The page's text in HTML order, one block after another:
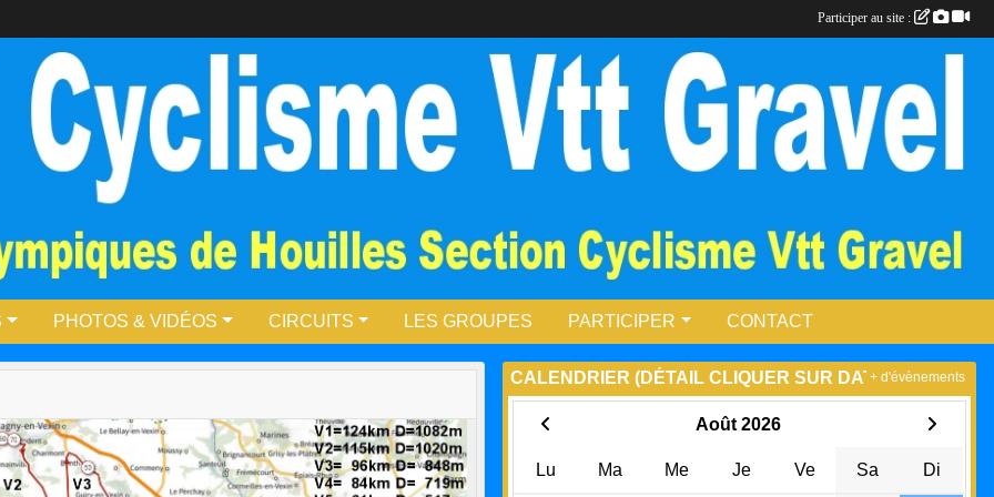
PHOTOS & VIDÉOS CIRCUITS LES GROUPES PARTICIPER CONTACT
CALENDRIER (DÉTAIL CLIQUER SUR DATE)
Août 2026
Lu Ma Me Je Ve Sa Di
+ d'évènements
Participer au site :